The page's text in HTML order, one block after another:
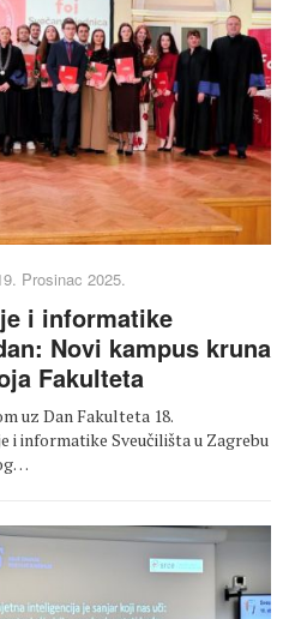
Prosinac 2025.
i informatike
Novi kampus kruna
Fakulteta
uz Dan Fakulteta 18.
i informatike Sveučilišta u Zagrebu